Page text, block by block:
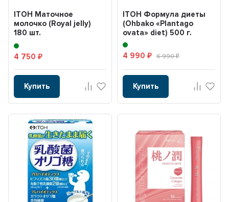
ITOH Маточное
молочко (Royal jelly)
180 шт.
4 750₽
Купить
ITOH Формула диеты
(Ohbako «Plantago
ovata» diet) 500 г.
4 990 ₽ 6 990₽
Купить